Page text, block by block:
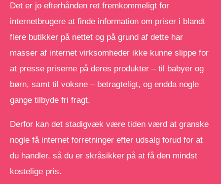
Det er jo efterhånden ret fremkommeligt for
internetbrugere at finde information om priser i blandt
flere butikker på nettet og på grund af dette har
masser af internet virksomheder ikke kunne slippe for
at presse priserne på deres produkter – til babyer og
børn, samt til voksne – betragteligt, og endda nogle
gange tilbyde fri fragt.
Derfor kan det stadigvæk være tiden værd at granske
nogle få internet forretninger efter udsalg forud for at
du handler, så du er skråsikker på at få den mindst
kostelige pris.